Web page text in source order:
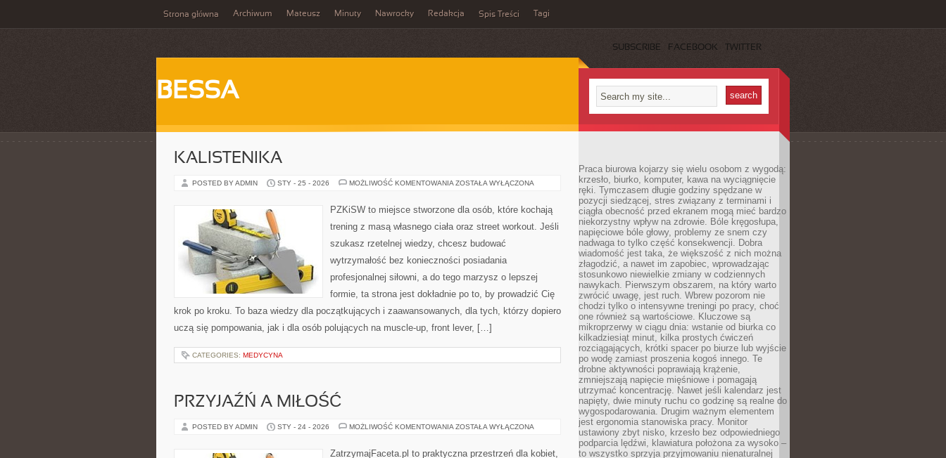
Strona główna Archiwum Mateusz Minuty Nawrocky Redakcja Spis Treści Tagi
SUBSCRIBE FACEBOOK TWITTER
BESSA
KALISTENIKA
POSTED BY ADMIN STY - 25 - 2026 MOŻLIWOŚĆ KOMENTOWANIA KALISTENIKA
ZOSTAŁA WYŁĄCZONA
PZKiSW to miejsce stworzone dla osób, które kochają
trening z masą własnego ciała oraz street workout. Jeśli
szukasz rzetelnej wiedzy, chcesz budować
wytrzymałość bez konieczności posiadania
profesjonalnej siłowni, a do tego marzysz o lepszej
formie, ta strona jest dokładnie po to, by prowadzić Cię
krok po kroku. To baza wiedzy dla początkujących i zaawansowanych, dla tych, którzy dopiero
uczą się pompowania, jak i dla osób polujących na muscle-up, front lever, […]
CATEGORIES: MEDYCYNA
PRZYJAŹŃ A MIŁOŚĆ
POSTED BY ADMIN STY - 24 - 2026 MOŻLIWOŚĆ KOMENTOWANIA PRZYJAŹŃ
ZOSTAŁA WYŁĄCZONA
ZatrzymajFaceta.pl to praktyczna przestrzeń dla kobiet,
Praca biurowa kojarzy się wielu osobom z wygodą:
krzesło, biurko, komputer, kawa na wyciągnięcie
ręki. Tymczasem długie godziny spędzane w
pozycji siedzącej, stres związany z terminami i
ciągła obecność przed ekranem mogą mieć bardzo
niekorzystny wpływ na zdrowie. Bóle kręgosłupa,
napięciowe bóle głowy, problemy ze snem czy
nadwaga to tylko część konsekwencji. Dobra
wiadomość jest taka, że większość z nich można
złagodzić, a nawet im zapobiec, wprowadzając
stosunkowo niewielkie zmiany w codziennych
nawykach. Pierwszym obszarem, na który warto
zwrócić uwagę, jest ruch. Wbrew pozorom nie
chodzi tylko o intensywne treningi po pracy, choć
one również są wartościowe. Kluczowe są
mikroprzerwy w ciągu dnia: wstanie od biurka co
kilkadziesiąt minut, kilka prostych ćwiczeń
rozciągających, krótki spacer po biurze lub wyjście
po wodę zamiast proszenia kogoś innego. Te
drobne aktywności poprawiają krążenie,
zmniejszają napięcie mięśniowe i pomagają
utrzymać koncentrację. Nawet jeśli kalendarz jest
napięty, dwie minuty ruchu co godzinę są realne do
wygospodarowania. Drugim ważnym elementem
jest ergonomia stanowiska pracy. Monitor
ustawiony zbyt nisko, krzesło bez odpowiedniego
podparcia lędźwi, klawiatura położona za wysoko –
to wszystko sprzyja przyjmowaniu nienaturalnej